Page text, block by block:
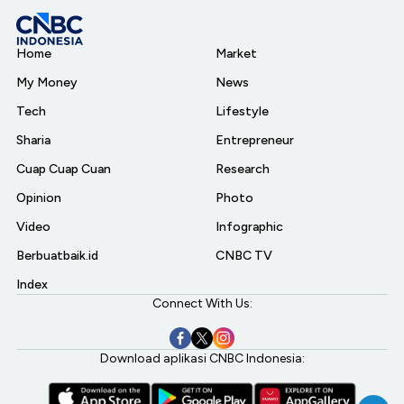
Home
My Money
Tech
Sharia
Cuap Cuap Cuan
Opinion
Video
Berbuatbaik.id
Index
Market
News
Lifestyle
Entrepreneur
Research
Photo
Infographic
CNBC TV
Connect With Us:
Download aplikasi CNBC Indonesia: